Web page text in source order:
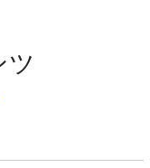
ツ